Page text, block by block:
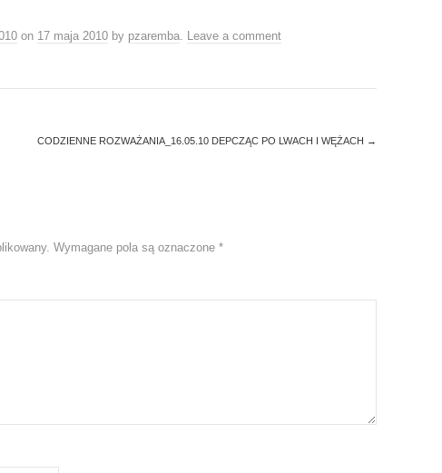
on 17 maja 2010 by pzaremba. Leave a comment
CODZIENNE ROZWAŻANIA_16.05.10 DEPCZĄC PO LWACH I WĘŻACH →
Wymagane pola są oznaczone *